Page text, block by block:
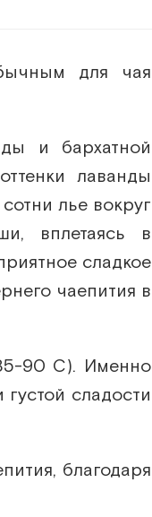
16 шт
18 шт
19 шт
20 шт
22 шт
25 шт
для чая
и бархатной
лаванды
лье вокруг
вплетаясь в
сладкое
чаепития в
90 С). Именно
сладости
благодаря